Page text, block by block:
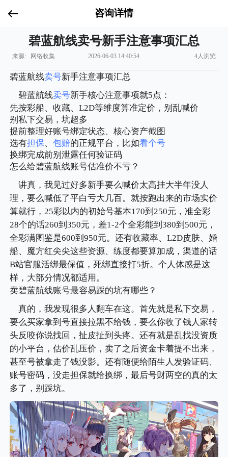
咨询详情
碧蓝航线卖号新手注意事项汇总
来源: 网络收集 2026-06-03 14:40:54 4人浏览
碧蓝航线卖号新手注意事项汇总
碧蓝航线卖号新手核心注意事项就5点：
先按彩船、收藏、L2D等维度算准定价，别乱喊价
别私下交易，坑超多
提前整理好账号绑定状态、核心资产截图
选有担保、包赔的正规平台，比如看个号
换绑完成前别泄露任何验证码
怎么给碧蓝航线账号估准价不亏？
讲真，我见过好多新手要么喊价太高挂大半年没人
理，要么喊低了平白亏大几百。就按跑出来的市场实价
算就行，25彩以内的初始号基本170到250元，准全彩
28个的话260到350元，差1-2个全彩能到380到500元，
全彩满图鉴是600到950元。还有收藏率、L2D皮肤、婚
船、魔方红尖尖这些资源、练度都要算加成，渠道的话
B站官服活绑最保值，死绑直接打5折。个人体感是这
样，大部分情况都适用。
卖碧蓝航线账号最容易踩的坑有哪些？
真的，我发现很多人翻车在这。首先就是私下交易，
要么买家拿到号直接拉黑不给钱，要么你收了钱人家转
头反咬你说找回，扯皮扯到头疼。还有就是乱找没资质
的小平台，估价乱压价，卖了之后资金卡着提不出来，
甚至号被拿走了钱没影。还有随便给陌生人发验证码、
账号密码，没走担保就给换绑，最后号财两空的真的太
多了，别踩坑。